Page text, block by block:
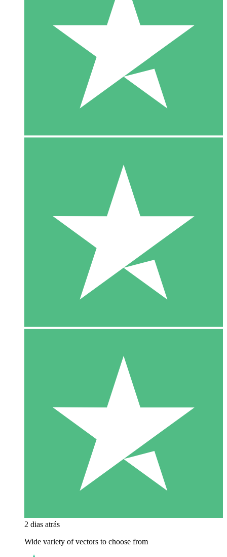
2 dias atrás
Wide variety of vectors to choose from